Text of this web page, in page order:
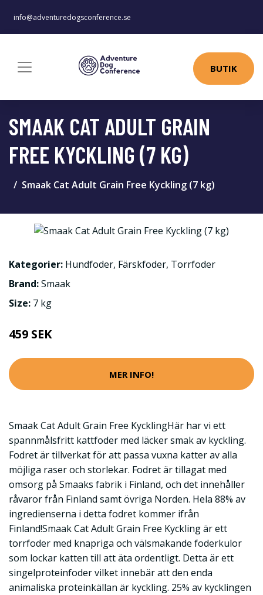
info@adventuredogsconference.se
BUTIK
SMAAK CAT ADULT GRAIN
FREE KYCKLING (7 KG)
Smaak Cat Adult Grain Free Kyckling (7 kg)
Kategorier: Hundfoder, Färskfoder, Torrfoder
Brand:Smaak
Size: 7 kg
459 SEK
MER INFO!
Smaak Cat Adult Grain Free KycklingHär har vi ett
spannmålsfritt kattfoder med läcker smak av kyckling.
Fodret är tillverkat för att passa vuxna katter av alla
möjliga raser och storlekar. Fodret är tillagat med
omsorg på Smaaks fabrik i Finland, och det innehåller
råvaror från Finland samt övriga Norden. Hela 88% av
ingredienserna i detta fodret kommer ifrån
Finland!Smaak Cat Adult Grain Free Kyckling är ett
torrfoder med knapriga och välsmakande foderkulor
som lockar katten till att äta ordentligt. Detta är ett
singelproteinfoder vilket innebär att den enda
animaliska proteinkällan är kyckling. 25% av kycklingen